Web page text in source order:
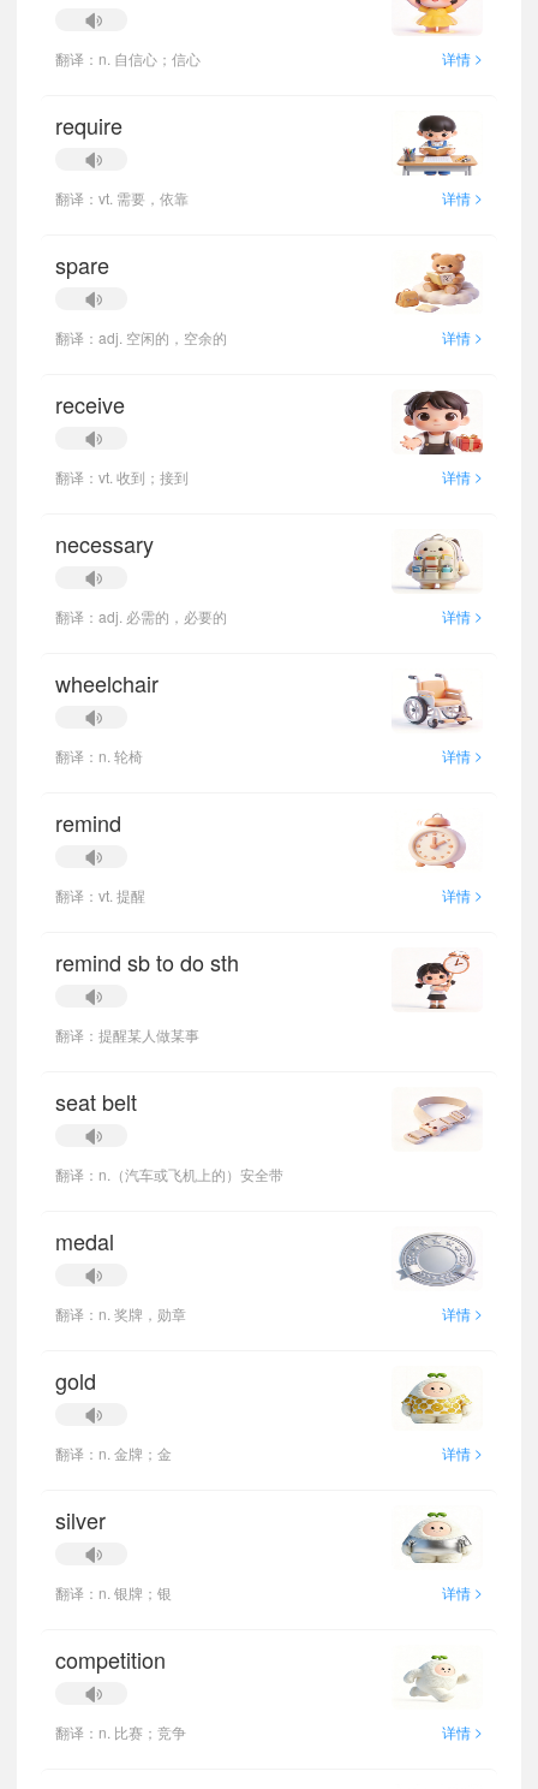
翻译：n. 自信心；信心 详情 >
require
翻译：vt. 需要，依靠 详情 >
spare
翻译：adj. 空闲的，空余的 详情 >
receive
翻译：vt. 收到；接到 详情 >
necessary
翻译：adj. 必需的，必要的 详情 >
wheelchair
翻译：n. 轮椅 详情 >
remind
翻译：vt. 提醒 详情 >
remind sb to do sth
翻译：提醒某人做某事
seat belt
翻译：n.（汽车或飞机上的）安全带
medal
翻译：n. 奖牌，勋章 详情 >
gold
翻译：n. 金牌；金 详情 >
silver
翻译：n. 银牌；银 详情 >
competition
翻译：n. 比赛；竞争 详情 >